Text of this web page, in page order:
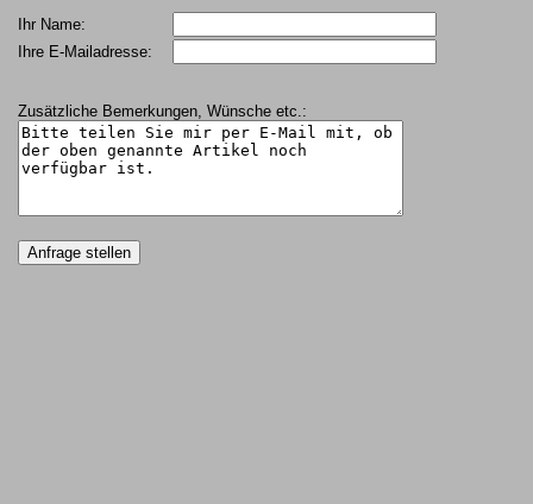
Ihr Name:
Ihre E-Mailadresse:
Zusätzliche Bemerkungen, Wünsche etc.: